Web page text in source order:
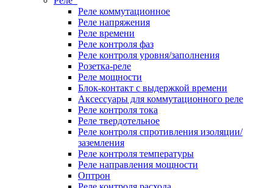
Реле коммутационное
Реле напряжения
Реле времени
Реле контроля фаз
Реле контроля уровня/заполнения
Розетка-реле
Реле мощности
Блок-контакт с выдержкой времени
Аксессуары для коммутационного реле
Реле контроля тока
Реле твердотельное
Реле контроля спротивления изоляции/
заземления
Реле контроля температуры
Реле направления мощности
Оптрон